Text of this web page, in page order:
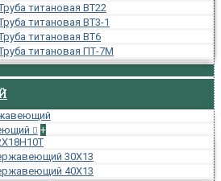
титановая ВТ22
титановая ВТ3-1
титановая ВТ6
титановая ПТ-7М
+
30Х13
40Х13